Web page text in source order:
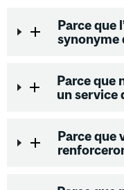
Parce que
synonyme
Parce que
un service
Parce que